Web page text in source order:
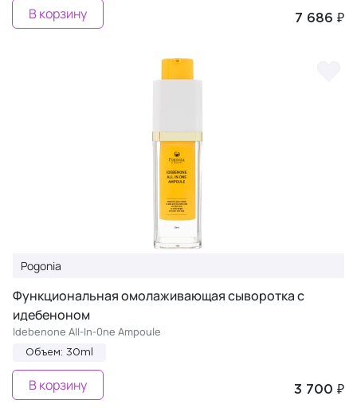
7 686 ₽
В корзину
Pogonia
Функциональная омолаживающая сыворотка с
идебеноном
Idebenone All-In-0ne Ampoule
Объем: 30ml
3 700 ₽
В корзину